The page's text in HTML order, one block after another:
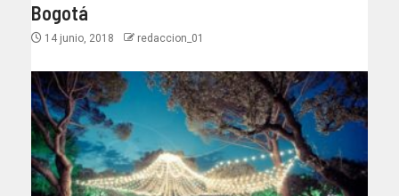
Bogotá
14 junio, 2018 redaccion_01